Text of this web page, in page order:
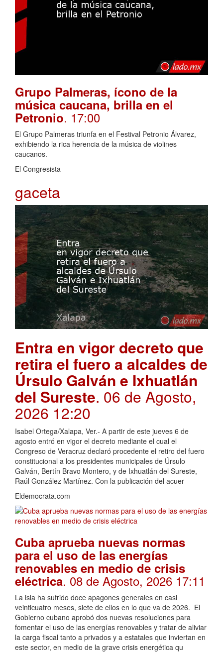
Grupo Palmeras, ícono de la
música caucana, brilla en el
Petronio. 17:00
El Grupo Palmeras triunfa en el Festival Petronio Álvarez,
exhibiendo la rica herencia de la música de violines
caucanos.
El Congresista
gaceta
Entra en vigor decreto que
retira el fuero a alcaldes de
Úrsulo Galván e Ixhuatlán
del Sureste. 06 de Agosto,
2026 12:20
Isabel Ortega/Xalapa, Ver.- A partir de este jueves 6 de
agosto entró en vigor el decreto mediante el cual el
Congreso de Veracruz declaró procedente el retiro del fuero
constitucional a los presidentes municipales de Úrsulo
Galván, Bertín Bravo Montero, y de Ixhuatlán del Sureste,
Raúl González Martínez. Con la publicación del acuer
Eldemocrata.com
Cuba aprueba nuevas normas
para el uso de las energías
renovables en medio de crisis
eléctrica. 08 de Agosto, 2026 17:11
La isla ha sufrido doce apagones generales en casi
veinticuatro meses, siete de ellos en lo que va de 2026. El
Gobierno cubano aprobó dos nuevas resoluciones para
fomentar el uso de las energías renovables y tratar de aliviar
la carga fiscal tanto a privados y a estatales que inviertan en
este sector, en medio de la grave crisis energética qu